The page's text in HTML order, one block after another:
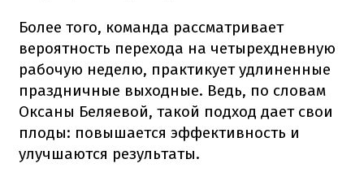
Более того, команда рассматривает
вероятность перехода на четырехдневную
рабочую неделю, практикует удлиненные
праздничные выходные. Ведь, по словам
Оксаны Беляевой, такой подход дает свои
плоды: повышается эффективность и
улучшаются результаты.